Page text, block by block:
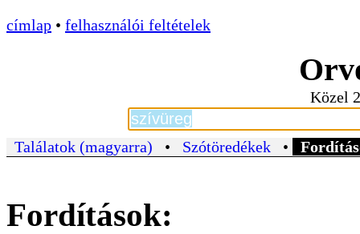
címlap • felhasználói feltételek
Közel
Találatok (magyarra) • Szótöredékek •
Fordítások: